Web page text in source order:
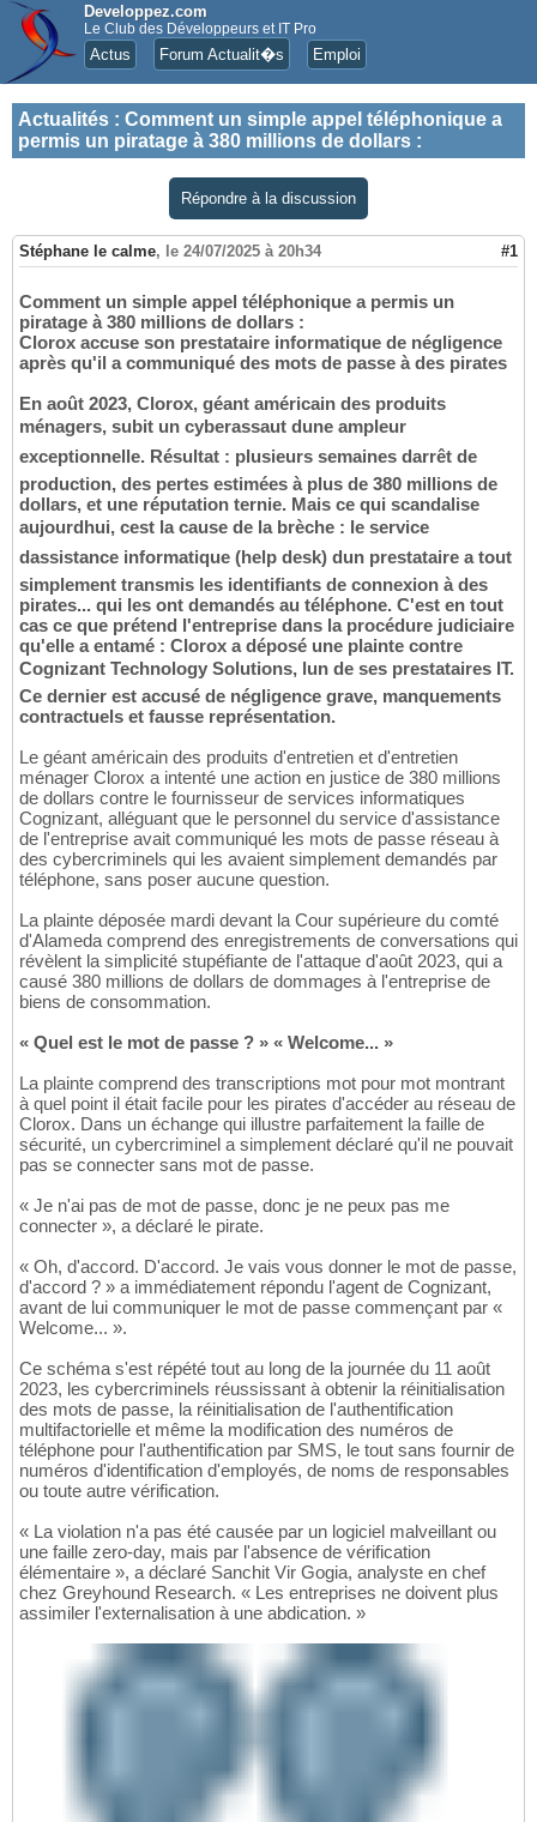
Developpez.com
Le Club des Développeurs et IT Pro
Actus Forum Actualit�s Emploi
Actualités : Comment un simple appel téléphonique a
permis un piratage à 380 millions de dollars :
Répondre à la discussion
Stéphane le calme, le 24/07/2025 à 20h34 #1
Comment un simple appel téléphonique a permis un
piratage à 380 millions de dollars :
Clorox accuse son prestataire informatique de négligence
après qu'il a communiqué des mots de passe à des pirates
En août 2023, Clorox, géant américain des produits
ménagers, subit un cyberassaut dune ampleur
exceptionnelle. Résultat : plusieurs semaines darrêt de
production, des pertes estimées à plus de 380 millions de
dollars, et une réputation ternie. Mais ce qui scandalise
aujourdhui, cest la cause de la brèche : le service
dassistance informatique (help desk) dun prestataire a tout
simplement transmis les identifiants de connexion à des
pirates... qui les ont demandés au téléphone. C'est en tout
cas ce que prétend l'entreprise dans la procédure judiciaire
qu'elle a entamé : Clorox a déposé une plainte contre
Cognizant Technology Solutions, lun de ses prestataires IT.
Ce dernier est accusé de négligence grave, manquements
contractuels et fausse représentation.
Le géant américain des produits d'entretien et d'entretien
ménager Clorox a intenté une action en justice de 380 millions
de dollars contre le fournisseur de services informatiques
Cognizant, alléguant que le personnel du service d'assistance
de l'entreprise avait communiqué les mots de passe réseau à
des cybercriminels qui les avaient simplement demandés par
téléphone, sans poser aucune question.
La plainte déposée mardi devant la Cour supérieure du comté
d'Alameda comprend des enregistrements de conversations qui
révèlent la simplicité stupéfiante de l'attaque d'août 2023, qui a
causé 380 millions de dollars de dommages à l'entreprise de
biens de consommation.
« Quel est le mot de passe ? » « Welcome... »
La plainte comprend des transcriptions mot pour mot montrant
à quel point il était facile pour les pirates d'accéder au réseau de
Clorox. Dans un échange qui illustre parfaitement la faille de
sécurité, un cybercriminel a simplement déclaré qu'il ne pouvait
pas se connecter sans mot de passe.
« Je n'ai pas de mot de passe, donc je ne peux pas me
connecter », a déclaré le pirate.
« Oh, d'accord. D'accord. Je vais vous donner le mot de passe,
d'accord ? » a immédiatement répondu l'agent de Cognizant,
avant de lui communiquer le mot de passe commençant par «
Welcome... ».
Ce schéma s'est répété tout au long de la journée du 11 août
2023, les cybercriminels réussissant à obtenir la réinitialisation
des mots de passe, la réinitialisation de l'authentification
multifactorielle et même la modification des numéros de
téléphone pour l'authentification par SMS, le tout sans fournir de
numéros d'identification d'employés, de noms de responsables
ou toute autre vérification.
« La violation n'a pas été causée par un logiciel malveillant ou
une faille zero-day, mais par l'absence de vérification
élémentaire », a déclaré Sanchit Vir Gogia, analyste en chef
chez Greyhound Research. « Les entreprises ne doivent plus
assimiler l'externalisation à une abdication. »